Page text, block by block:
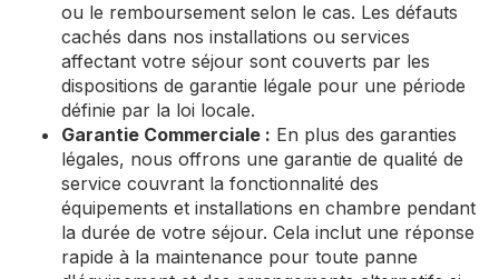
ou le remboursement selon le cas. Les défauts
cachés dans nos installations ou services
affectant votre séjour sont couverts par les
dispositions de garantie légale pour une période
définie par la loi locale.
Garantie Commerciale : En plus des garanties
légales, nous offrons une garantie de qualité de
service couvrant la fonctionnalité des
équipements et installations en chambre pendant
la durée de votre séjour. Cela inclut une réponse
rapide à la maintenance pour toute panne